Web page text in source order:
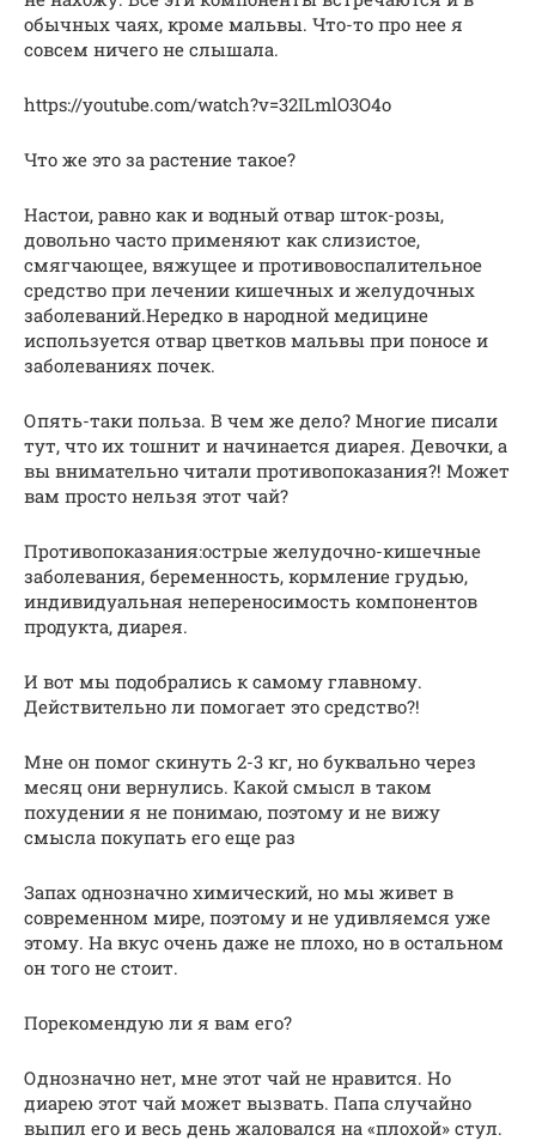
обычных чаях, кроме мальвы. Что-то про нее я
совсем ничего не слышала.
https://youtube.com/watch?v=32ILmlO3O4o
Что же это за растение такое?
Настои, равно как и водный отвар шток-розы,
довольно часто применяют как слизистое,
смягчающее, вяжущее и противовоспалительное
средство при лечении кишечных и желудочных
заболеваний.Нередко в народной медицине
используется отвар цветков мальвы при поносе и
заболеваниях почек.
Опять-таки польза. В чем же дело? Многие писали
тут, что их тошнит и начинается диарея. Девочки, а
вы внимательно читали противопоказания?! Может
вам просто нельзя этот чай?
Противопоказания:острые желудочно-кишечные
заболевания, беременность, кормление грудью,
индивидуальная непереносимость компонентов
продукта, диарея.
И вот мы подобрались к самому главному.
Действительно ли помогает это средство?!
Мне он помог скинуть 2-3 кг, но буквально через
месяц они вернулись. Какой смысл в таком
похудении я не понимаю, поэтому и не вижу
смысла покупать его еще раз
Запах однозначно химический, но мы живет в
современном мире, поэтому и не удивляемся уже
этому. На вкус очень даже не плохо, но в остальном
он того не стоит.
Порекомендую ли я вам его?
Однозначно нет, мне этот чай не нравится. Но
диарею этот чай может вызвать. Папа случайно
выпил его и весь день жаловался на «плохой» стул.